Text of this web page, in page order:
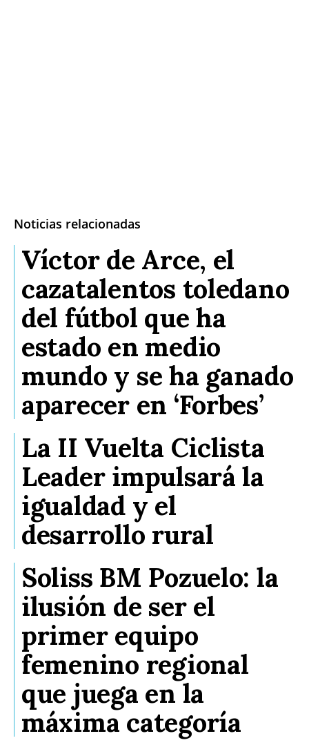
Noticias relacionadas
Víctor de Arce, el
cazatalentos toledano
del fútbol que ha
estado en medio
mundo y se ha ganado
aparecer en ‘Forbes’
La II Vuelta Ciclista
Leader impulsará la
igualdad y el
desarrollo rural
Soliss BM Pozuelo: la
ilusión de ser el
primer equipo
femenino regional
que juega en la
máxima categoría